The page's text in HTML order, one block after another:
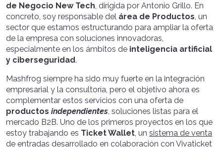
de Negocio New Tech, dirigida por Antonio Grillo. En
concreto, soy responsable del área de Productos, un
sector que estamos estructurando para ampliar la oferta
de la empresa con soluciones innovadoras,
especialmente en los ámbitos de inteligencia artificial
y ciberseguridad.
Mashfrog siempre ha sido muy fuerte en la integración
empresarial y la consultoría, pero el objetivo ahora es
complementar estos servicios con una oferta de
productos independientes, soluciones listas para el
mercado B2B. Uno de los primeros proyectos en los que
estoy trabajando es Ticket Wallet, un sistema de venta
de entradas desarrollado en colaboración con Vivaticket